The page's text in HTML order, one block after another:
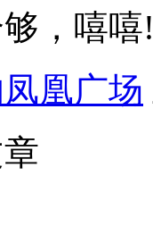
，嘻嘻
凰广场